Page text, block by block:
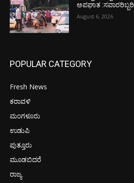
ಅಪಘಾತ
August 6, 2026
POPULAR CATEGORY
Fresh News
ಕರಾವಳಿ
ಮಂಗಳೂರು
ಉಡುಪಿ
ಪುತ್ತೂರು
ಮೂಡಬಿದರೆ
ರಾಜ್ಯ